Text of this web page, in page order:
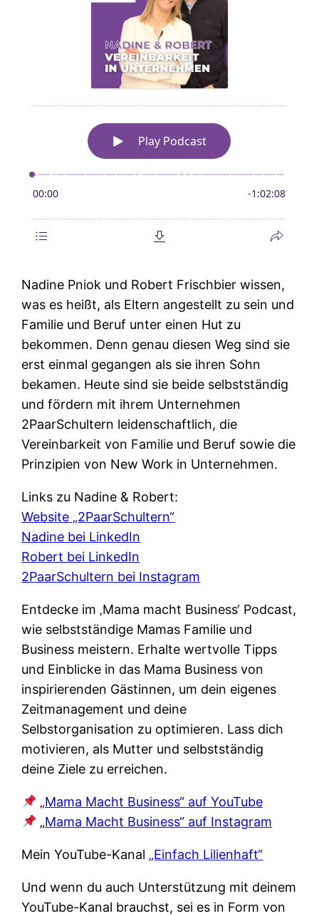
Nadine Pniok und Robert Frischbier wissen,
was es heißt, als Eltern angestellt zu sein und
Familie und Beruf unter einen Hut zu
bekommen. Denn genau diesen Weg sind sie
erst einmal gegangen als sie ihren Sohn
bekamen. Heute sind sie beide selbstständig
und fördern mit ihrem Unternehmen
2PaarSchultern leidenschaftlich, die
Vereinbarkeit von Familie und Beruf sowie die
Prinzipien von New Work in Unternehmen.
Links zu Nadine & Robert:
Website „2PaarSchultern“
Nadine bei LinkedIn
Robert bei LinkedIn
2PaarSchultern bei Instagram
Entdecke im ‚Mama macht Business‘ Podcast,
wie selbstständige Mamas Familie und
Business meistern. Erhalte wertvolle Tipps
und Einblicke in das Mama Business von
inspirierenden Gästinnen, um dein eigenes
Zeitmanagement und deine
Selbstorganisation zu optimieren. Lass dich
motivieren, als Mutter und selbstständig
deine Ziele zu erreichen.
„Mama Macht Business“ auf YouTube
„Mama Macht Business“ auf Instagram
Mein YouTube-Kanal „Einfach Lilienhaft“
Und wenn du auch Unterstützung mit deinem
YouTube-Kanal brauchst, sei es in Form von